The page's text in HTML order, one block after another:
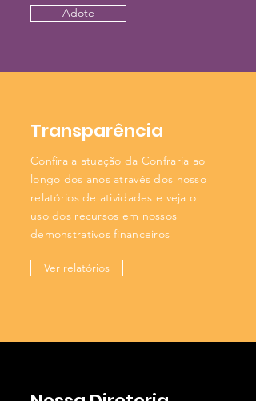
Adote
Transparência
Confira a atuação da Confraria ao
longo dos anos através dos nosso
relatórios de atividades e veja o
uso dos recursos em nossos
demonstrativos financeiros
Ver relatórios